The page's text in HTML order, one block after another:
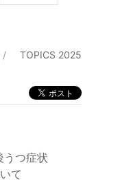
TOPICS 2025
うつ症状
て